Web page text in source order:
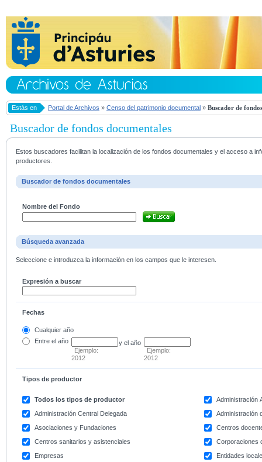
Estás en Portal de Archivos » Censo del patrimonio documental » Buscador de
Buscador de fondos documentales
Estos buscadores facilitan la localización de los fondos documentales y el acceso a
productores.
Buscador de fondos documentales
Nombre del Fondo
Búsqueda avanzada
Seleccione e introduzca la información en los campos que le interesen.
Expresión a buscar
Fechas
Cualquier año
Entre el año
Ejemplo:
2012
y el año
Ejemplo:
2012
Tipos de productor
Todos los tipos de productor
Administración
Administración Central Delegada
Administración
Asociaciones y Fundaciones
Centros
Centros sanitarios y asistenciales
Corporaciones
Empresas
Entidades